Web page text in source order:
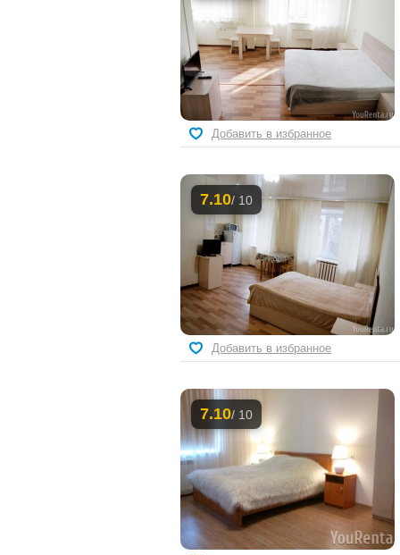
Добавить в избранное
7.10/ 10
Добавить в избранное
7.10/ 10